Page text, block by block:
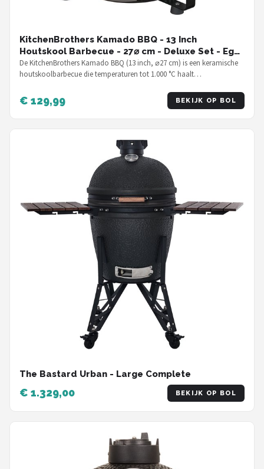
KitchenBrothers Kamado BBQ - 13 Inch
Houtskool Barbecue - 27⌀ cm - Deluxe Set - Egg
BBQ met Accessoires - Zwart
De KitchenBrothers Kamado BBQ (13 inch, ⌀27 cm) is een keramische
houtskoolbarbecue die temperaturen tot 1.000 °C haalt…
€ 129,99 BEKIJK OP BOL
The Bastard Urban - Large Complete
€ 1.329,00 BEKIJK OP BOL